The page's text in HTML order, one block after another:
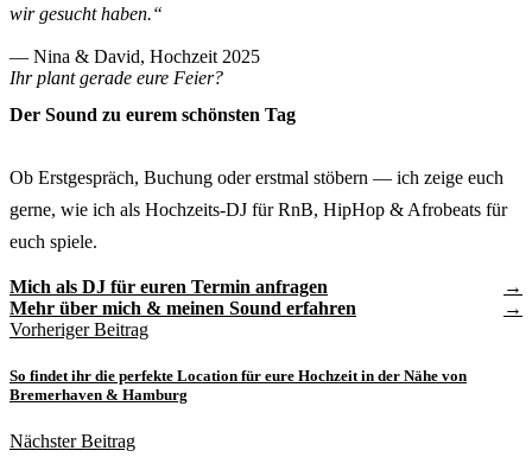
wir gesucht haben.“
— Nina & David, Hochzeit 2025
Ihr plant gerade eure Feier?
Der Sound zu eurem schönsten Tag
Ob Erstgespräch, Buchung oder erstmal stöbern — ich zeige euch
gerne, wie ich als Hochzeits-DJ für RnB, HipHop & Afrobeats für
euch spiele.
Mich als DJ für euren Termin anfragen
Mehr über mich & meinen Sound erfahren
Vorheriger Beitrag
So findet ihr die perfekte Location für eure Hochzeit in der Nähe von
Bremerhaven & Hamburg
Nächster Beitrag